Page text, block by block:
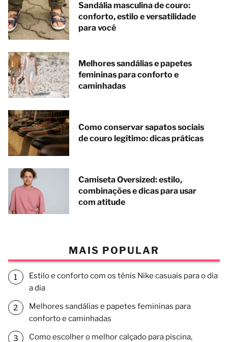
Sandália masculina de couro:
conforto, estilo e versatilidade
para você
Melhores sandálias e papetes
femininas para conforto e
caminhadas
Como conservar sapatos sociais
de couro legítimo: dicas práticas
Camiseta Oversized: estilo,
combinações e dicas para usar
com atitude
MAIS POPULAR
Estilo e conforto com os tênis Nike casuais para o dia
a dia
Melhores sandálias e papetes femininas para
conforto e caminhadas
Como escolher o melhor calçado para piscina,